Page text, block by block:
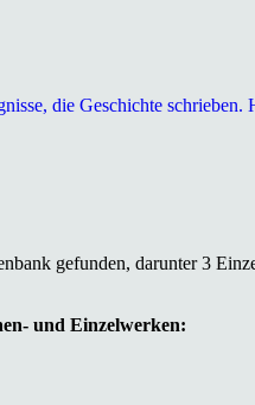
die Geschichte
gefunden, darunter 3
und Einzelwerken: